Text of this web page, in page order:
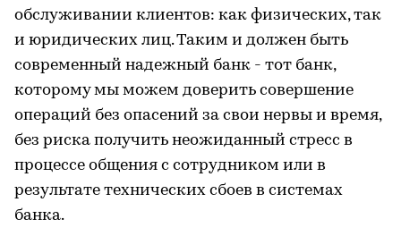
обслуживании клиентов: как физических, так
и юридических лиц. Таким и должен быть
современный надежный банк - тот банк,
которому мы можем доверить совершение
операций без опасений за свои нервы и время,
без риска получить неожиданный стресс в
процессе общения с сотрудником или в
результате технических сбоев в системах
банка.